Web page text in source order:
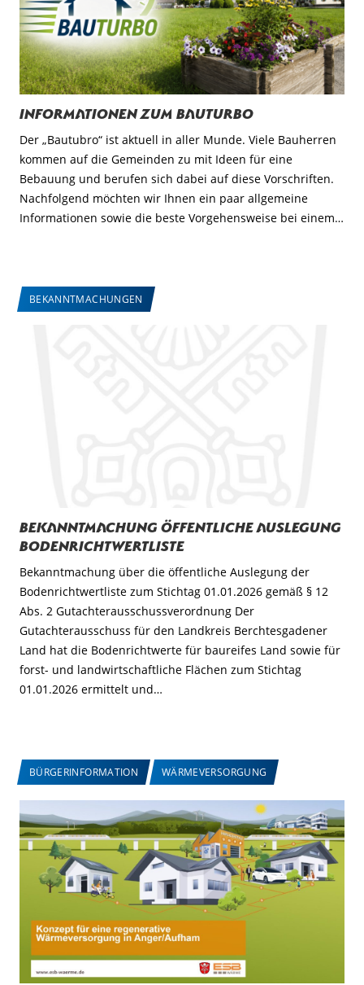
Informationen zum Bauturbo
Der „Bautubro“ ist aktuell in aller Munde. Viele Bauherren
kommen auf die Gemeinden zu mit Ideen für eine
Bebauung und berufen sich dabei auf diese Vorschriften.
Nachfolgend möchten wir Ihnen ein paar allgemeine
Informationen sowie die beste Vorgehensweise bei einem…
BEKANNTMACHUNGEN
Bekanntmachung öffentliche Auslegung
Bodenrichtwertliste
Bekanntmachung über die öffentliche Auslegung der
Bodenrichtwertliste zum Stichtag 01.01.2026 gemäß § 12
Abs. 2 Gutachterausschussverordnung Der
Gutachterausschuss für den Landkreis Berchtesgadener
Land hat die Bodenrichtwerte für baureifes Land sowie für
forst- und landwirtschaftliche Flächen zum Stichtag
01.01.2026 ermittelt und…
BÜRGERINFORMATION WÄRMEVERSORGUNG